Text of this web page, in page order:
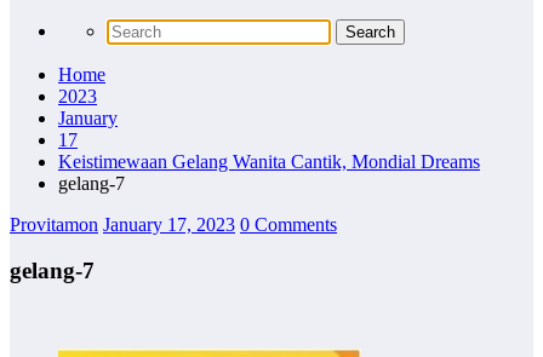
Home
2023
January
17
Keistimewaan Gelang Wanita Cantik, Mondial Dreams
gelang-7
Provitamon January 17, 2023 0 Comments
gelang-7